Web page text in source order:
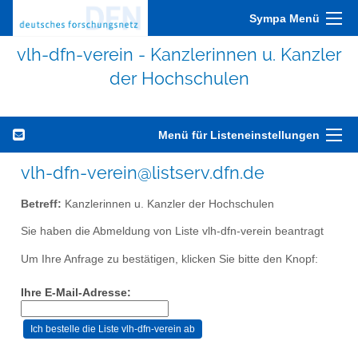
Sympa Menü
vlh-dfn-verein - Kanzlerinnen u. Kanzler
der Hochschulen
Menü für Listeneinstellungen
vlh-dfn-verein@listserv.dfn.de
Betreff: Kanzlerinnen u. Kanzler der Hochschulen
Sie haben die Abmeldung von Liste vlh-dfn-verein beantragt
Um Ihre Anfrage zu bestätigen, klicken Sie bitte den Knopf:
Ihre E-Mail-Adresse: